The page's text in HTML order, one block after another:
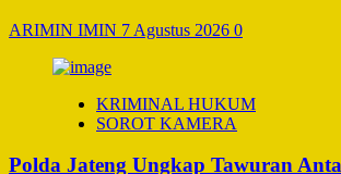
ARIMIN IMIN 7 Agustus 2026 0
KRIMINAL HUKUM
SOROT KAMERA
Polda Jateng Ungkap Tawuran